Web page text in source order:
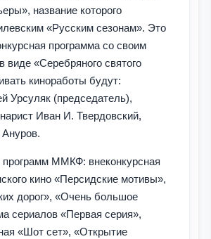
название которого
«Русским сезонам». Это
программа со своим
виде «Серебряного святого
киноработы будут:
Урсуляк (председатель),
Иван И. Твердовский,
ММКФ: внеконкурсная
кино «Персидские мотивы»,
дорог», «Очень большое
сериалов «Первая серия»,
«Шот сет», «Открытие